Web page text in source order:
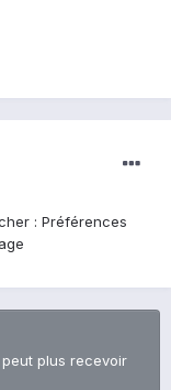
: Préférences
plus recevoir